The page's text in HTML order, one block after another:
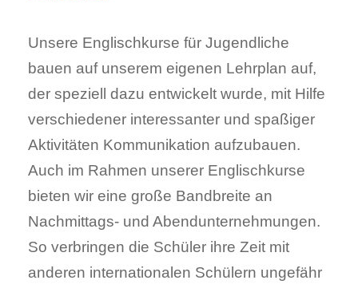
Unsere Englischkurse für Jugendliche
bauen auf unserem eigenen Lehrplan auf,
der speziell dazu entwickelt wurde, mit Hilfe
verschiedener interessanter und spaßiger
Aktivitäten Kommunikation aufzubauen.
Auch im Rahmen unserer Englischkurse
bieten wir eine große Bandbreite an
Nachmittags- und Abendunternehmungen.
So verbringen die Schüler ihre Zeit mit
anderen internationalen Schülern ungefähr